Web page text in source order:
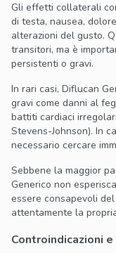
Gli effetti collaterali
di testa, nausea,
alterazioni del gusto.
transitori, ma è
persistenti o gravi.
In rari casi, Diflucan
gravi come danni al
battiti cardiaci
Stevens-Johnson). In
necessario cercare
Sebbene la maggior
Generico non
essere consapevoli
attentamente la
Controindicazioni